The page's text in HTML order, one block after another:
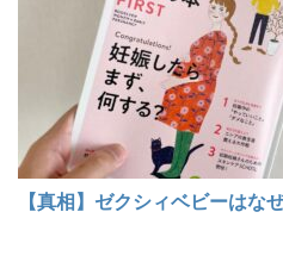
【真相】ゼクシィベビーはな